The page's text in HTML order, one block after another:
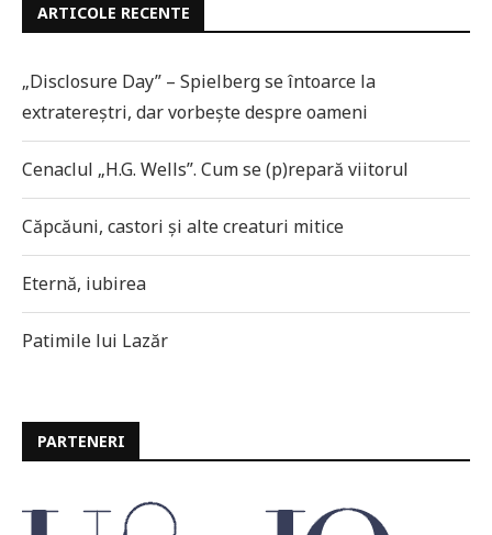
ARTICOLE RECENTE
„Disclosure Day” – Spielberg se întoarce la
extratereștri, dar vorbește despre oameni
Cenaclul „H.G. Wells”. Cum se (p)repară viitorul
Căpcăuni, castori și alte creaturi mitice
Eternă, iubirea
Patimile lui Lazăr
PARTENERI